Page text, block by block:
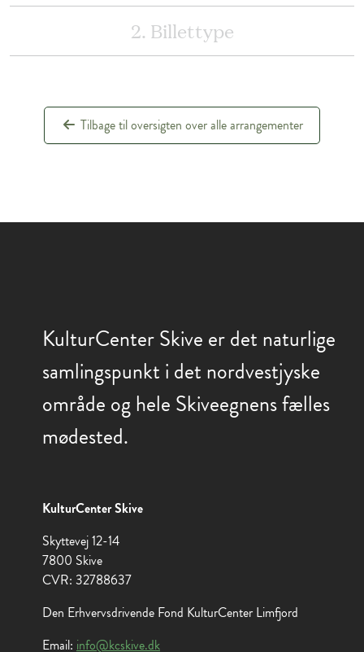
2. Billettype
Tilbage til oversigten over alle arrangementer
KulturCenter Skive er det naturlige
samlingspunkt i det nordvestjyske
område og hele Skiveegnens fælles
mødested.
KulturCenter Skive
Skyttevej 12-14
7800 Skive
CVR: 32788637
Den Erhvervsdrivende Fond KulturCenter Limfjord
Email: info@kcskive.dk